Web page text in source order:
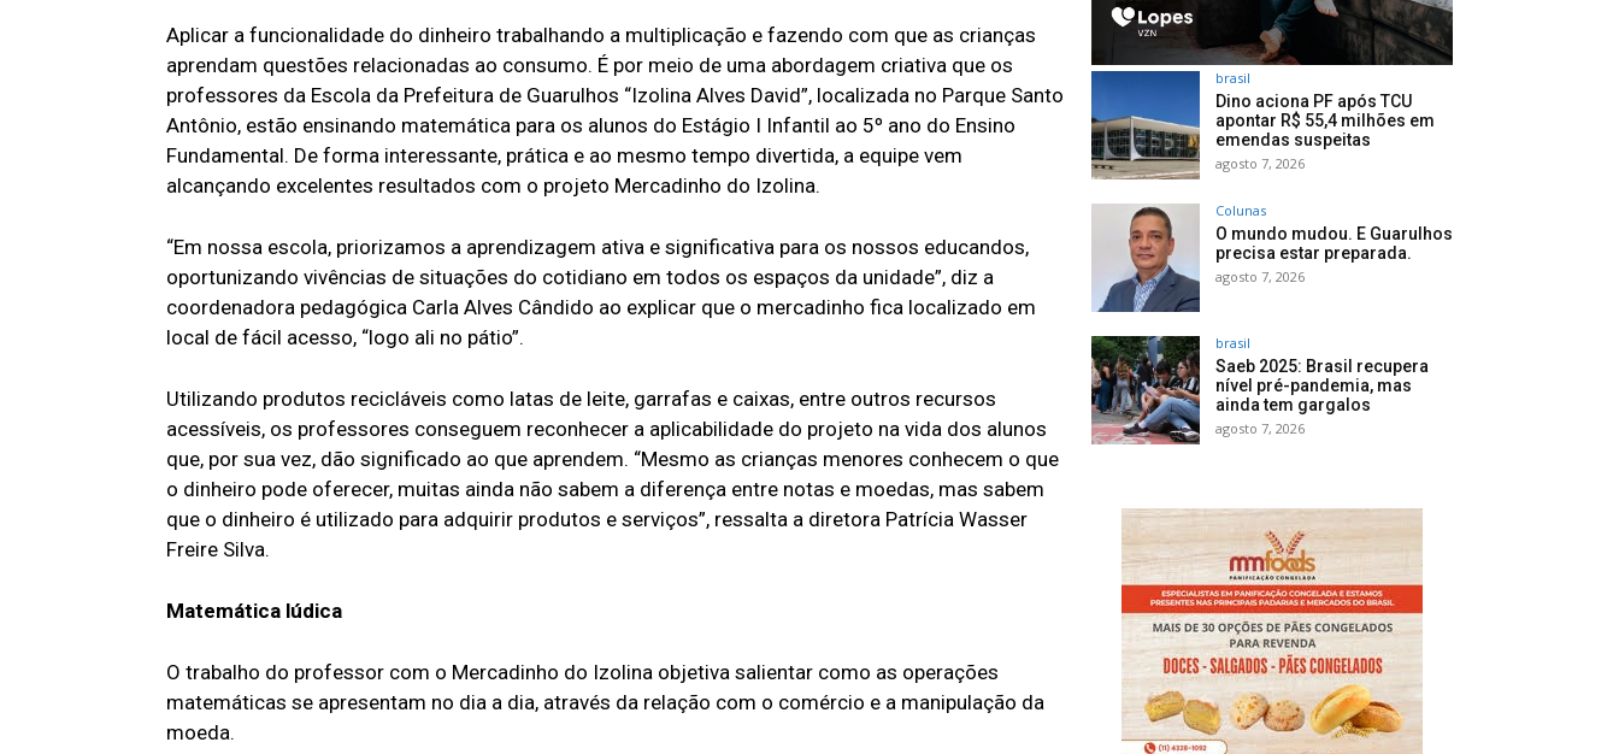
Aplicar a funcionalidade do dinheiro trabalhando a multiplicação e fazendo com que as crianças
aprendam questões relacionadas ao consumo. É por meio de uma abordagem criativa que os
professores da Escola da Prefeitura de Guarulhos “Izolina Alves David”, localizada no Parque Santo
Antônio, estão ensinando matemática para os alunos do Estágio I Infantil ao 5º ano do Ensino
Fundamental. De forma interessante, prática e ao mesmo tempo divertida, a equipe vem
alcançando excelentes resultados com o projeto Mercadinho do Izolina.
“Em nossa escola, priorizamos a aprendizagem ativa e significativa para os nossos educandos,
oportunizando vivências de situações do cotidiano em todos os espaços da unidade”, diz a
coordenadora pedagógica Carla Alves Cândido ao explicar que o mercadinho fica localizado em
local de fácil acesso, “logo ali no pátio”.
Utilizando produtos recicláveis como latas de leite, garrafas e caixas, entre outros recursos
acessíveis, os professores conseguem reconhecer a aplicabilidade do projeto na vida dos alunos
que, por sua vez, dão significado ao que aprendem. “Mesmo as crianças menores conhecem o que
o dinheiro pode oferecer, muitas ainda não sabem a diferença entre notas e moedas, mas sabem
que o dinheiro é utilizado para adquirir produtos e serviços”, ressalta a diretora Patrícia Wasser
Freire Silva.
Matemática lúdica
O trabalho do professor com o Mercadinho do Izolina objetiva salientar como as operações
matemáticas se apresentam no dia a dia, através da relação com o comércio e a manipulação da
moeda.
brasil
Dino aciona PF após TCU
apontar R$ 55,4 milhões em
emendas suspeitas
agosto 7, 2026
Colunas
O mundo mudou. E Guarulhos
precisa estar preparada.
agosto 7, 2026
brasil
Saeb 2025: Brasil recupera
nível pré-pandemia, mas
ainda tem gargalos
agosto 7, 2026